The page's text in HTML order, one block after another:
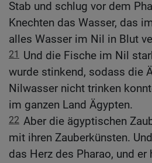
Stab und schlug vor dem
Knechten das Wasser, das
alles Wasser im Nil in Blut
21
Und die Fische im Nil
wurde stinkend, sodass die
Nilwasser nicht trinken
im ganzen Land Ägypten.
22 Aber die ägyptischen
mit ihren Zauberkünsten.
das Herz des Pharao, und